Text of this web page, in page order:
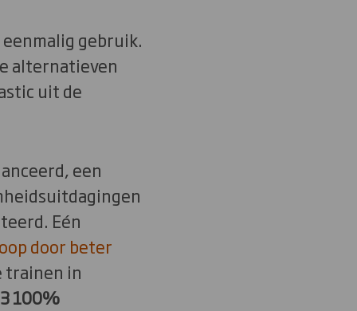
gebruik.
alternatieven
uit de
een
Eén
door beter
trainen in
100%